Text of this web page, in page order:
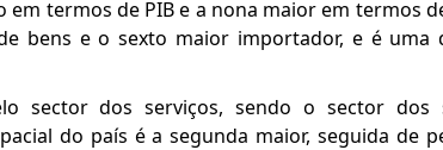
termos de PIB e a nona maior em termos
bens e o sexto maior importador, e é uma
sector dos serviços, sendo o sector dos
do país é a segunda maior, seguida de